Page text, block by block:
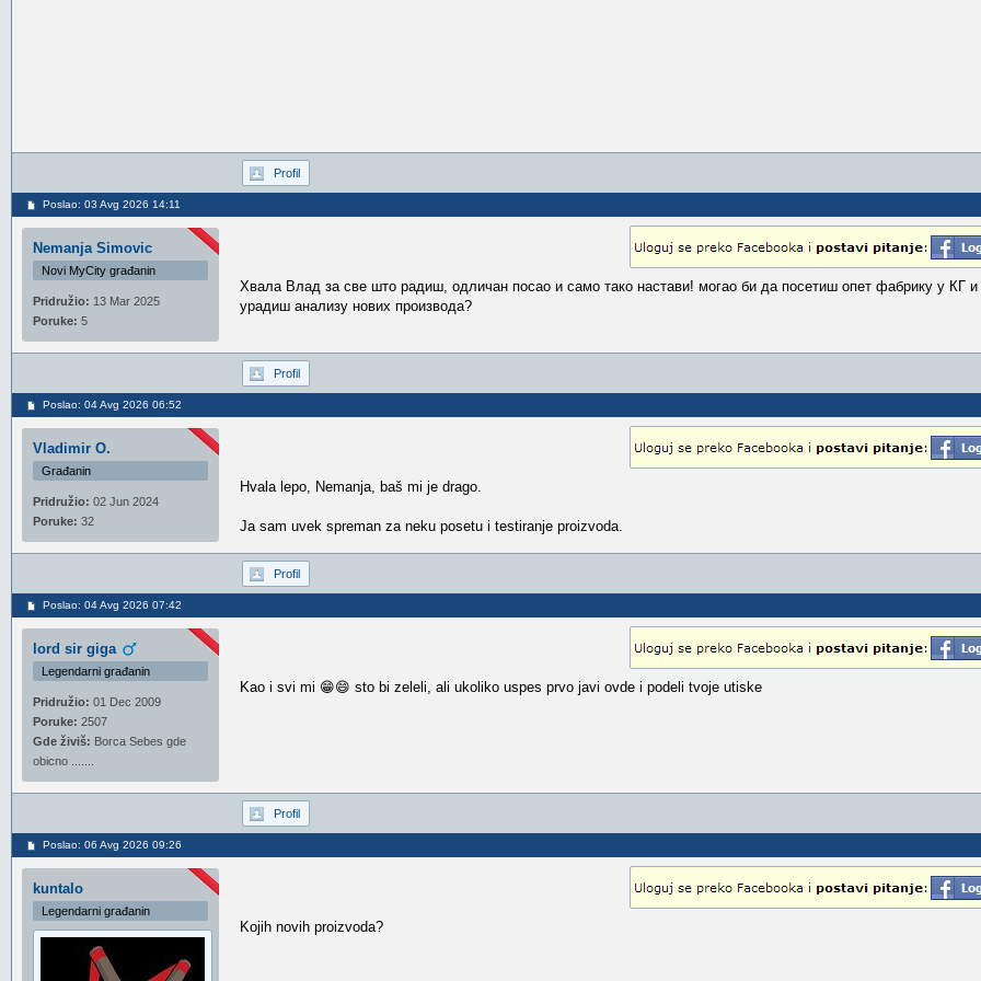
Profil
Poslao: 03 Avg 2026 14:11
Nemanja Simovic
Novi MyCity građanin
Pridružio: 13 Mar 2025
Poruke: 5
Хвала Влад за све што радиш, одличан посао и само тако настави! могао би да посетиш опет фабрику у КГ
урадиш анализу нових производа?
Profil
Poslao: 04 Avg 2026 06:52
Vladimir O.
Građanin
Pridružio: 02 Jun 2024
Poruke: 32
Hvala lepo, Nemanja, baš mi je drago.
Ja sam uvek spreman za neku posetu i testiranje proizvoda.
Profil
Poslao: 04 Avg 2026 07:42
lord sir giga
Legendarni građanin
Pridružio: 01 Dec 2009
Poruke: 2507
Gde živiš: Borca Sebes gde
obicno .......
Kao i svi mi 😁😄 sto bi zeleli, ali ukoliko uspes prvo javi ovde i podeli tvoje utiske
Profil
Poslao: 06 Avg 2026 09:26
kuntalo
Legendarni građanin
Kojih novih proizvoda?